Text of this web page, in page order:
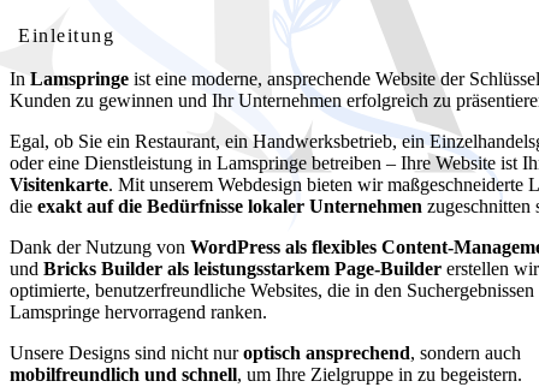
Einleitung
In Lamspringe ist eine moderne, ansprechende Website der
Kunden zu gewinnen und Ihr Unternehmen erfolgreich zu
Egal, ob Sie ein Restaurant, ein Handwerksbetrieb, ein
oder eine Dienstleistung in Lamspringe betreiben – Ihre Website ist
Visitenkarte. Mit unserem Webdesign bieten wir maßgeschneiderte
die exakt auf die Bedürfnisse lokaler Unternehmen zugeschnitten
Dank der Nutzung von WordPress als flexibles Content-
und Bricks Builder als leistungsstarkem Page-Builder erstellen
optimierte, benutzerfreundliche Websites, die in den
Lamspringe hervorragend ranken.
Unsere Designs sind nicht nuroptisch ansprechend, sondern auch
mobilfreundlich und schnell, um Ihre Zielgruppe in zu begeistern.